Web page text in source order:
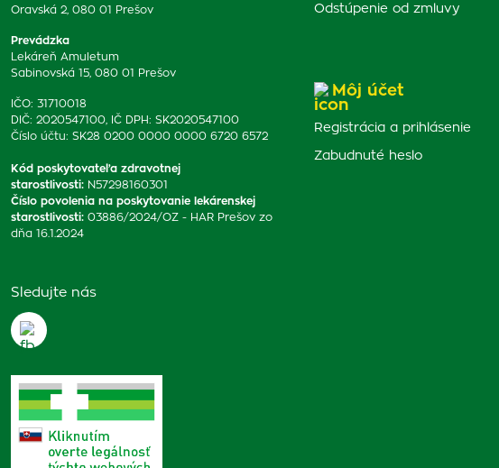
Oravská 2, 080 01 Prešov
Prevádzka
Lekáreň Amuletum
Sabinovská 15, 080 01 Prešov
IČO: 31710018
DIČ: 2020547100, IČ DPH: SK2020547100
Číslo účtu: SK28 0200 0000 0000 6720 6572
Kód poskytovateľa zdravotnej
starostlivosti: N57298160301
Číslo povolenia na poskytovanie lekárenskej
starostlivosti: 03886/2024/OZ - HAR Prešov zo
dňa 16.1.2024
Sledujte nás
Odstúpenie od zmluvy
Môj účet
Registrácia a prihlásenie
Zabudnuté heslo